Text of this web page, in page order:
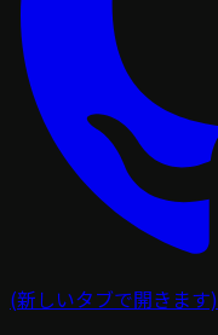
(新しいタブで開きます)